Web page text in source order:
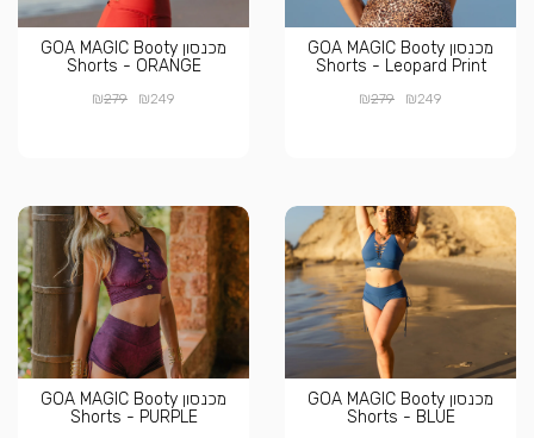
מכנסון GOA MAGIC Booty
Shorts - Leopard Print
₪249
₪279
מכנסון GOA MAGIC Booty
Shorts - ORANGE
₪249
₪279
מכנסון GOA MAGIC Booty
Shorts - BLUE
מכנסון GOA MAGIC Booty
Shorts - PURPLE